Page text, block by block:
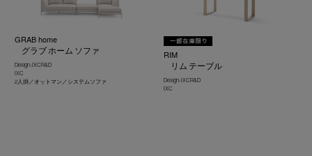
GRAB home
グラブ ホーム ソファ
Design : IXC R&D
IXC
2人掛／オットマン／システムソファ
RIM
リム テーブル
Design : IXC R&D
IXC